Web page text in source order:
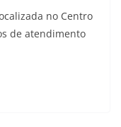
no Centro
de atendimento